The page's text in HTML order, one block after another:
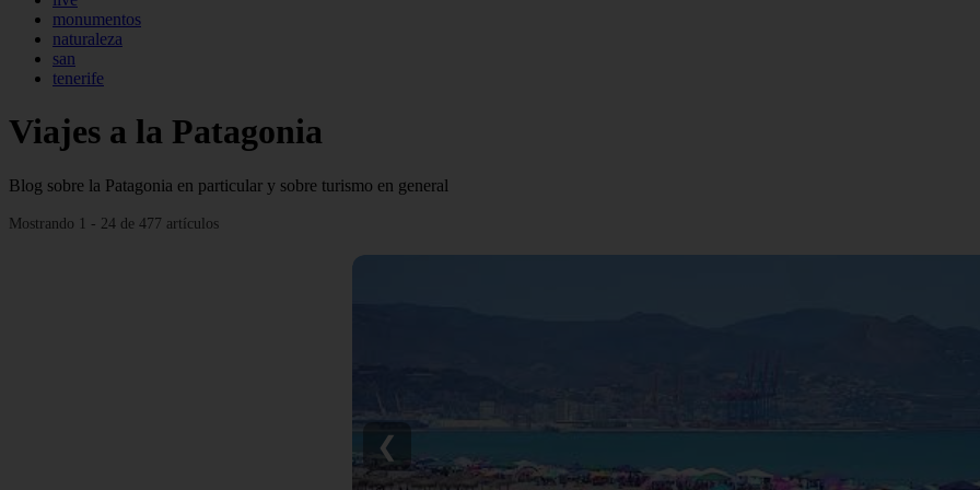
monumentos
naturaleza
san
tenerife
Viajes a la Patagonia
Blog sobre la Patagonia en particular y sobre turismo en general
Mostrando 1 - 24 de 477 artículos
❮